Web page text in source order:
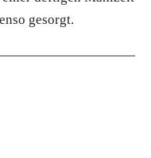
gesorgt.